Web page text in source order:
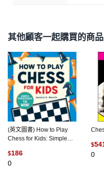
其他顧客一起購買的商品
(英文圖書) How to Play
Chess for Kids: Simple
Rockridge Press, 英文
$186
0
$
0